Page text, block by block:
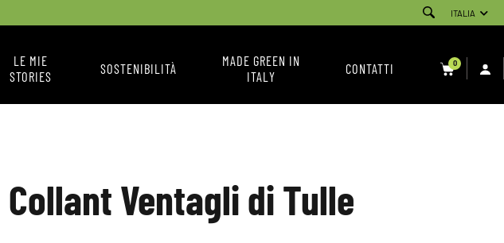
ITALIA
LE MIE
STORIES
SOSTENIBILITÀ
MADE GREEN IN
ITALY
CONTATTI
INSTAGRAM
0
Collant Ventagli di Tulle